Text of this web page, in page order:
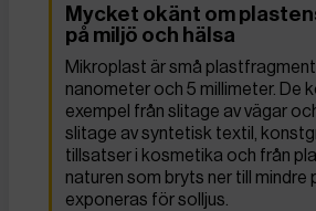
Mycket okänt om
på miljö och hälsa
Mikroplast är små
nanometer och 5 millimeter. De
exempel från slitage av vägar
slitage av syntetisk textil,
tillsatser i kosmetika och från
naturen som bryts ner till mindre
exponeras för solljus.